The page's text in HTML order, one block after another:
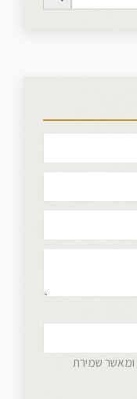
ומאשר שמירת